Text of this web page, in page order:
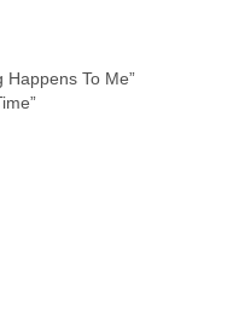
Happens To Me”